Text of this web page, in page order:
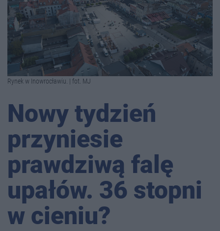
Rynek w Inowrocławiu. | fot. MJ
Nowy tydzień
przyniesie
prawdziwą falę
upałów. 36 stopni
w cieniu?